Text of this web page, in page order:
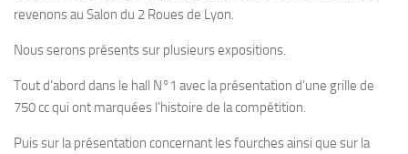
revenons au Salon du 2 Roues de Lyon.
Nous serons présents sur plusieurs expositions.
Tout d’abord dans le hall N°1 avec la présentation d’une grille de
750 cc qui ont marquées l’histoire de la compétition.
Puis sur la présentation concernant les fourches ainsi que sur la